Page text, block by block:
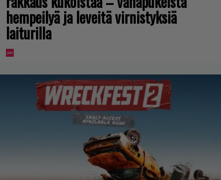
hempeilyä ja leveitä virnistyksiä
laiturilla